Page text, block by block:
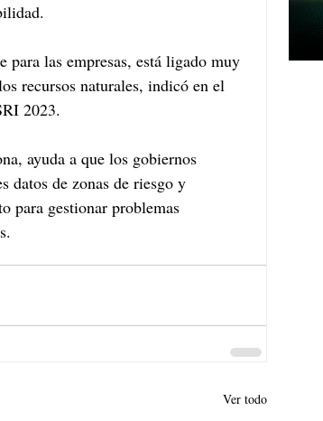
para las empresas, está ligado muy
recursos naturales, indicó en el
2023.
ayuda a que los gobiernos
datos de zonas de riesgo y
para gestionar problemas
Ver todo